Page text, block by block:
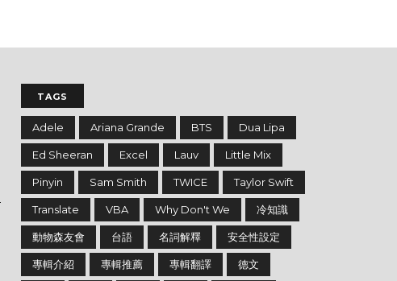
TAGS
Adele Ariana Grande BTS Dua Lipa
Ed Sheeran Excel Lauv Little Mix
Pinyin Sam Smith TWICE Taylor Swift
Translate VBA Why Don't We 冷知識
動物森友會 台語 名詞解釋 安全性設定
專輯介紹 專輯推薦 專輯翻譯 德文